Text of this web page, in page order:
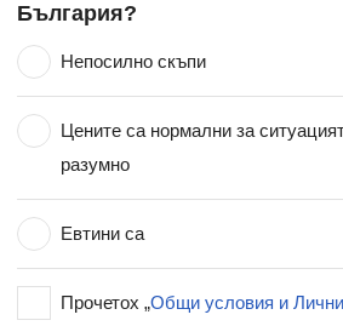
България?
Непосилно скъпи
Цените са нормални за
разумно
Евтини са
Прочетох „Общи условия и